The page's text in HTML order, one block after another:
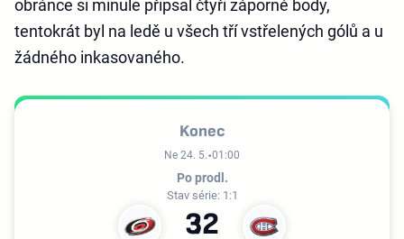
obránce si minule připsal čtyři záporné body,
tentokrát byl na ledě u všech tří vstřelených gólů a u
žádného inkasovaného.
Konec
Ne 24. 5. 01:00
Po prodl.
Stav série: 1:1
32